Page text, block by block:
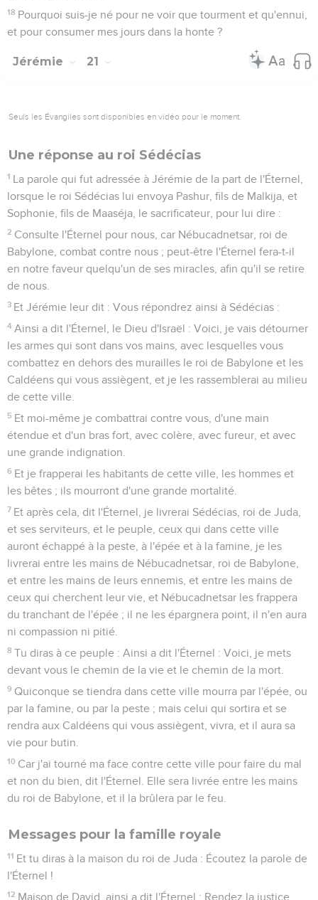
18 Pourquoi suis-je né pour ne voir que tourment et qu'ennui,
et pour consumer mes jours dans la honte ?
Jérémie 21
Seuls les Évangiles sont disponibles en vidéo pour le moment.
Une réponse au roi Sédécias
1 La parole qui fut adressée à Jérémie de la part de l'Éternel,
lorsque le roi Sédécias lui envoya Pashur, fils de Malkija, et
Sophonie, fils de Maaséja, le sacrificateur, pour lui dire :
2 Consulte l'Éternel pour nous, car Nébucadnetsar, roi de
Babylone, combat contre nous ; peut-être l'Éternel fera-t-il
en notre faveur quelqu'un de ses miracles, afin qu'il se retire
de nous.
3 Et Jérémie leur dit : Vous répondrez ainsi à Sédécias :
4 Ainsi a dit l'Éternel, le Dieu d'Israël : Voici, je vais détourner
les armes qui sont dans vos mains, avec lesquelles vous
combattez en dehors des murailles le roi de Babylone et les
Caldéens qui vous assiègent, et je les rassemblerai au milieu
de cette ville.
5 Et moi-même je combattrai contre vous, d'une main
étendue et d'un bras fort, avec colère, avec fureur, et avec
une grande indignation.
6 Et je frapperai les habitants de cette ville, les hommes et
les bêtes ; ils mourront d'une grande mortalité.
7 Et après cela, dit l'Éternel, je livrerai Sédécias, roi de Juda,
et ses serviteurs, et le peuple, ceux qui dans cette ville
auront échappé à la peste, à l'épée et à la famine, je les
livrerai entre les mains de Nébucadnetsar, roi de Babylone,
et entre les mains de leurs ennemis, et entre les mains de
ceux qui cherchent leur vie, et Nébucadnetsar les frappera
du tranchant de l'épée ; il ne les épargnera point, il n'en aura
ni compassion ni pitié.
8 Tu diras à ce peuple : Ainsi a dit l'Éternel : Voici, je mets
devant vous le chemin de la vie et le chemin de la mort.
9 Quiconque se tiendra dans cette ville mourra par l'épée, ou
par la famine, ou par la peste ; mais celui qui sortira et se
rendra aux Caldéens qui vous assiègent, vivra, et il aura sa
vie pour butin.
10 Car j'ai tourné ma face contre cette ville pour faire du mal
et non du bien, dit l'Éternel. Elle sera livrée entre les mains
du roi de Babylone, et il la brûlera par le feu.
Messages pour la famille royale
11 Et tu diras à la maison du roi de Juda : Écoutez la parole de
l'Éternel !
12 Maison de David, ainsi a dit l'Éternel : Rendez la justice